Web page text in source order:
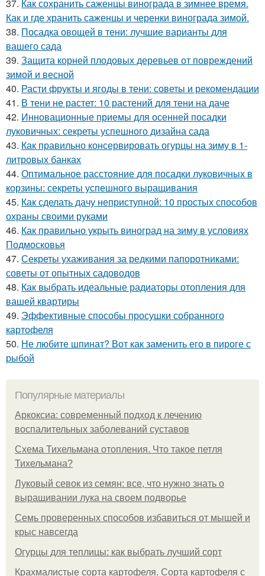
37. Как сохранить саженцы винограда в зимнее время.
Как и где хранить саженцы и черенки винограда зимой.
38. Посадка овощей в тени: лучшие варианты для
вашего сада
39. Защита корней плодовых деревьев от повреждений
зимой и весной
40. Расти фрукты и ягоды в тени: советы и рекомендации
41. В тени не растет: 10 растений для тени на даче
42. Инновационные приемы для осенней посадки
луковичных: секреты успешного дизайна сада
43. Как правильно консервировать огурцы на зиму в 1-
литровых банках
44. Оптимальное расстояние для посадки луковичных в
корзины: секреты успешного выращивания
45. Как сделать дачу неприступной: 10 простых способов
охраны своими руками
46. Как правильно укрыть виноград на зиму в условиях
Подмосковья
47. Секреты ухаживания за редкими папоротниками:
советы от опытных садоводов
48. Как выбрать идеальные радиаторы отопления для
вашей квартиры
49. Эффективные способы просушки собранного
картофеля
50. Не любите шпинат? Вот как заменить его в пироге с
рыбой
Популярные материалы
Аркоксиа: современный подход к лечению
воспалительных заболеваний суставов
Схема Тихельмана отопления. Что такое петля
Тихельмана?
Луковый севок из семян: все, что нужно знать о
выращивании лука на своем подворье
Семь проверенных способов избавиться от мышей и
крыс навсегда
Огурцы для теплицы: как выбрать лучший сорт
Крахмалистые сорта картофеля. Сорта картофеля с